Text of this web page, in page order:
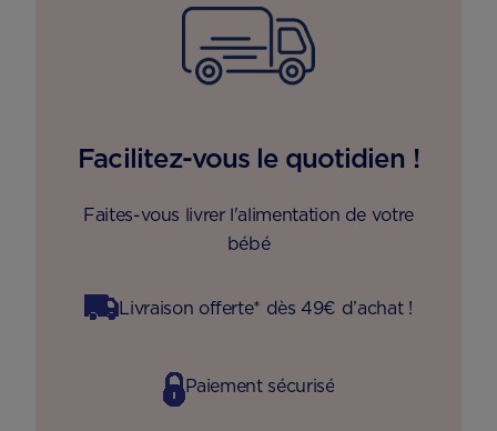
Facilitez-vous le quotidien !
Faites-vous livrer l'alimentation de votre
bébé
Livraison offerte* dès 49€ d’achat !
Paiement sécurisé